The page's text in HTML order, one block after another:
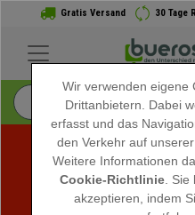
Gratis Versand 30 Tage
Sommerschlussverkauf
Rabatte für kurze
Wir verwenden eigene
Drittanbietern. Dabei
erfasst und das
den Verkehr auf
Weitere Informationen
Cookie-Richtlinie .
akzeptieren, indem